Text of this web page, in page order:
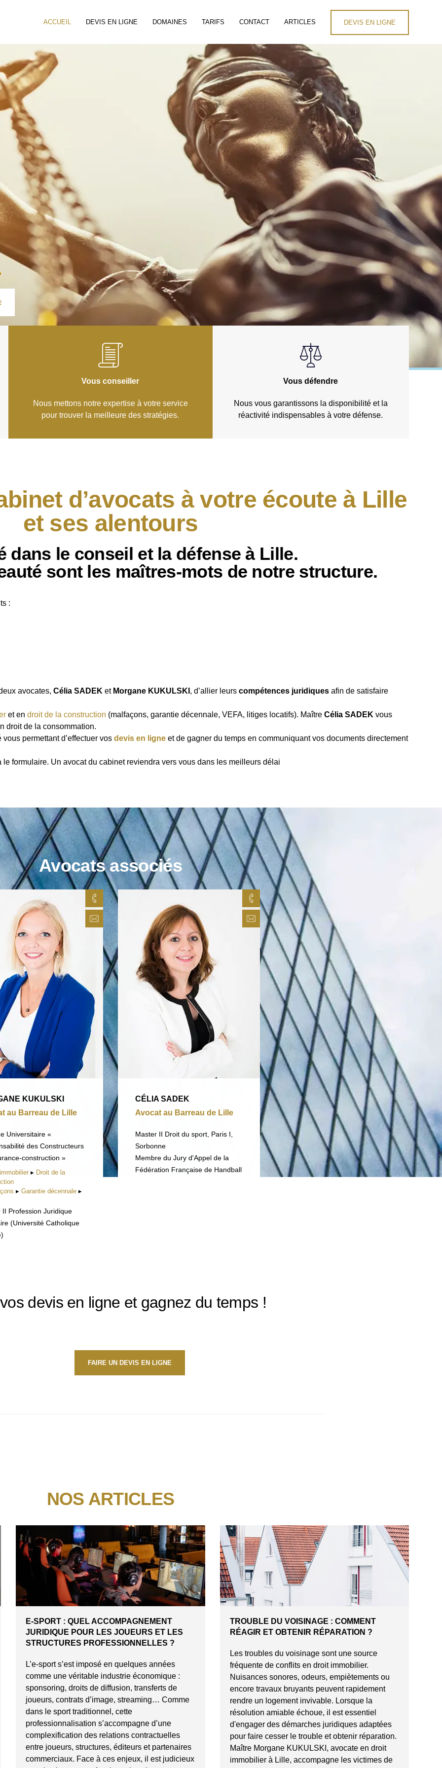
ACCUEIL DEVIS EN LIGNE DOMAINES TARIFS CONTACT ARTICLES DEVIS EN LIGNE
Vous conseiller
Nous mettons notre expertise à votre service
pour trouver la meilleure des stratégies.
Vous défendre
Nous vous garantissons la disponibilité et la
réactivité indispensables à votre défense.
d’avocats à votre écoute à Lille
et ses alentours
dans le conseil et la défense à Lille.
sont les maîtres-mots de notre structure.
:
avocates, Célia SADEK et Morgane KUKULSKI , d’allier leurs compétences juridiques afin de satisfaire
et en droit de la construction (malfaçons, garantie décennale, VEFA, litiges locatifs). Maître Célia SADEK vous
droit de la consommation.
permettant d’effectuer vos devis en ligne et de gagner du temps en communiquant vos documents directement
formulaire. Un avocat du cabinet reviendra vers vous dans les meilleurs délai
Avocats associés
KUKULSKI
au Barreau de Lille
Universitaire «
des Constructeurs
construction »
▸ Droit de la
▸ Garantie décennale▸
II Profession Juridique
(Université Catholique
09 87 72 92 09
mkukulski@inavocats.com
CÉLIA SADEK
Avocat au Barreau de Lille
Master II Droit du sport, Paris I,
Sorbonne
Membre du Jury d'Appel de la
Fédération Française de Handball
09 87 74 42 24
csadek@inavocats.com
devis en ligne et gagnez du temps !
FAIRE UN DEVIS EN LIGNE
NOS ARTICLES
E-SPORT : QUEL ACCOMPAGNEMENT
JURIDIQUE POUR LES JOUEURS ET LES
STRUCTURES PROFESSIONNELLES ?
L’e-sport s’est imposé en quelques années
comme une véritable industrie économique :
sponsoring, droits de diffusion, transferts de
joueurs, contrats d’image, streaming… Comme
dans le sport traditionnel, cette
professionnalisation s’accompagne d’une
complexification des relations contractuelles
entre joueurs, structures, éditeurs et partenaires
commerciaux. Face à ces enjeux, il est judicieux
TROUBLE DU VOISINAGE : COMMENT
RÉAGIR ET OBTENIR RÉPARATION ?
Les troubles du voisinage sont une source
fréquente de conflits en droit immobilier.
Nuisances sonores, odeurs, empiètements ou
encore travaux bruyants peuvent rapidement
rendre un logement invivable. Lorsque la
résolution amiable échoue, il est essentiel
d'engager des démarches juridiques adaptées
pour faire cesser le trouble et obtenir réparation.
Maître Morgane KUKULSKI, avocate en droit
immobilier à Lille, accompagne les victimes de